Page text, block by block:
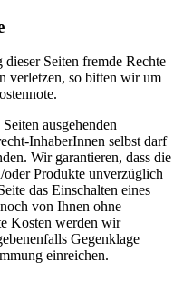
Seiten fremde Rechte
verletzen, so bitten wir um
ausgehenden
InhaberInnen selbst darf
Wir garantieren, dass die
oder Produkte unverzüglich
das Einschalten eines
von Ihnen ohne
Kosten werden wir
Gegenklage
einreichen.